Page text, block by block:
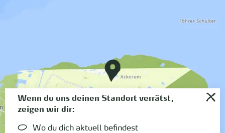
Wenn du uns deinen Standort verrätst,
zeigen wir dir:
Wo du dich aktuell befindest